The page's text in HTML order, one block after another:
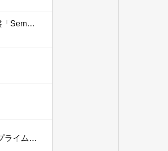
プライムスタイルとイーリアルティがAI活用型コンタクトセンター基盤「SemantiQ」で協業
第25回コールセンター/CRM デモ＆コンファレンス2024 in東京にて、プライムスタイル代表・奥田が講演を行います